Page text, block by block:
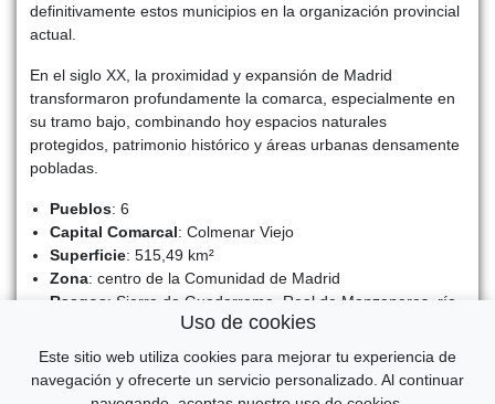
definitivamente estos municipios en la organización provincial
actual.
En el siglo XX, la proximidad y expansión de Madrid
transformaron profundamente la comarca, especialmente en
su tramo bajo, combinando hoy espacios naturales
protegidos, patrimonio histórico y áreas urbanas densamente
pobladas.
Pueblos: 6
Capital Comarcal: Colmenar Viejo
Superficie: 515,49 km²
Zona: centro de la Comunidad de Madrid
Rasgos: Sierra de Guadarrama, Real de Manzanares, río
Manzanares, espacios naturales y fuerte influencia urbana
Volver al índice general ↑
Uso de cookies
Este sitio web utiliza cookies para mejorar tu experiencia de
navegación y ofrecerte un servicio personalizado. Al continuar